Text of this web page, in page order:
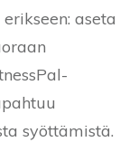
aseta
syöttämistä.